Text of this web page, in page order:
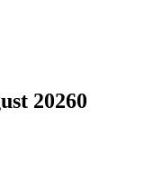
20260